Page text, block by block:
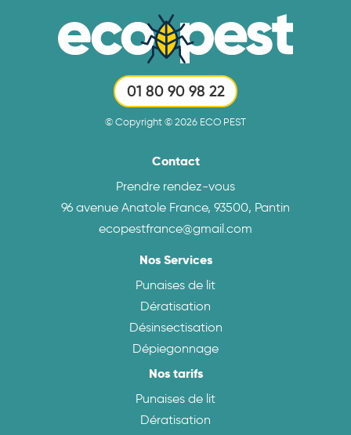
01 80 90 98 22
© Copyright © 2026 ECO PEST
Contact
Prendre rendez-vous
96 avenue Anatole France, 93500, Pantin
ecopestfrance@gmail.com
Nos Services
Punaises de lit
Dératisation
Désinsectisation
Dépiegonnage
Nos tarifs
Punaises de lit
Dératisation